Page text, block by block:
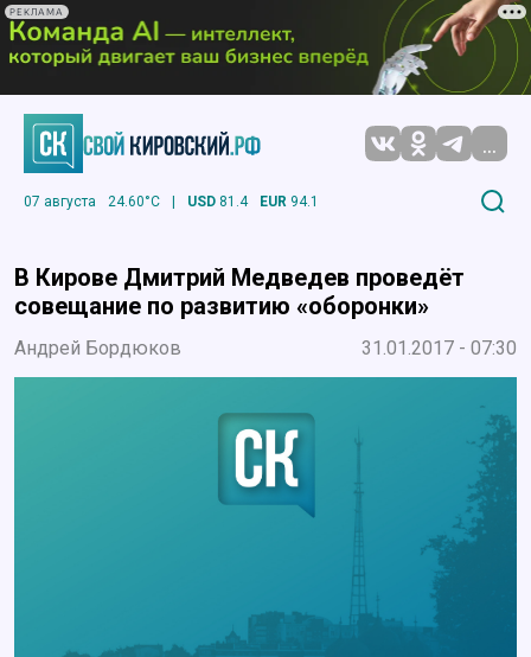
РЕКЛАМА
...
07 августа 24.60°C | USD 81.4 EUR 94.1
В Кирове Дмитрий Медведев проведёт
совещание по развитию «оборонки»
Андрей Бордюков 31.01.2017 - 07:30